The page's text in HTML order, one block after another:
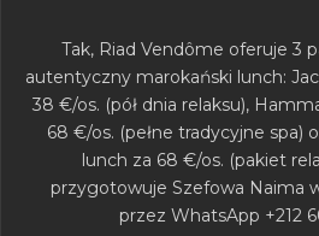
Tak, Riad Vendôme oferuje 3
autentyczny marokański lunch:
38 €/os. (pół dnia relaksu),
68 €/os. (pełne tradycyjne spa)
lunch za 68 €/os. (pakiet
przygotowuje Szefowa Naima
przez WhatsApp +212